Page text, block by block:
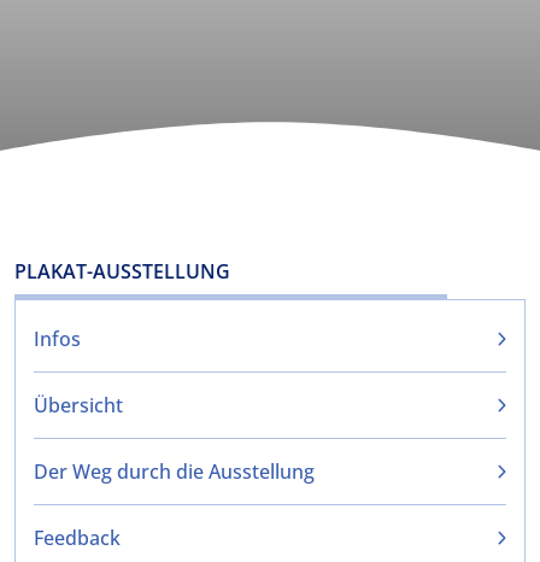
PLAKAT-AUSSTELLUNG
Infos
Übersicht
Der Weg durch die Ausstellung
Feedback